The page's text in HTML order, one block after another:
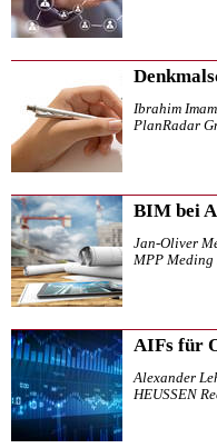
Ibrahim Imam
PlanRadar
BIM bei
Jan-Oliver
MPP
AIFs für
Alexander
HEUSSEN